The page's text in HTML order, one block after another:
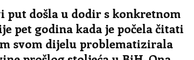
put došla u dodir s konkretnom
pet godina kada je počela čitati
svom dijelu problematizirala